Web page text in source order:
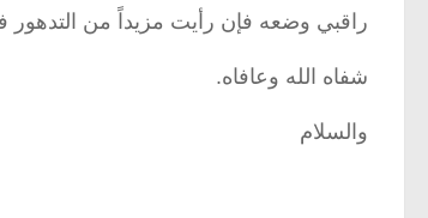
راقبي وضعه فإن رأيت مزيداً من التدهور
شفاه الله وعافاه.
والسلام